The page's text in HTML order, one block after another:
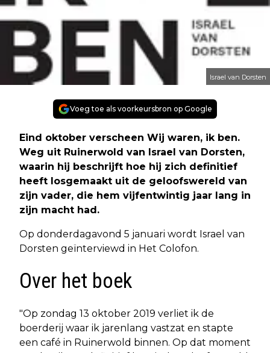
Israel van Dorsten
Voeg toe als voorkeursbron op Google
Eind oktober verscheen Wij waren, ik ben.
Weg uit Ruinerwold van Israel van Dorsten,
waarin hij beschrijft hoe hij zich definitief
heeft losgemaakt uit de geloofswereld van
zijn vader, die hem vijfentwintig jaar lang in
zijn macht had.
Op donderdagavond 5 januari wordt Israel van
Dorsten geïnterviewd in Het Colofon.
Over het boek
"Op zondag 13 oktober 2019 verliet ik de
boerderij waar ik jarenlang vastzat en stapte
een café in Ruinerwold binnen. Op dat moment